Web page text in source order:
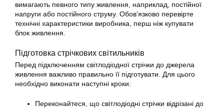
вимагають певного типу живлення, наприклад, постійної
напруги або постійного струму. Обов’язково перевірте
технічні характеристики виробника, перш ніж купувати
блок живлення.
Підготовка стрічкових світильників
Перед підключенням світлодіодної стрічки до джерела
живлення важливо правильно її підготувати. Для цього
необхідно виконати наступні кроки:
Переконайтеся, що світлодіодні стрічки відрізані до